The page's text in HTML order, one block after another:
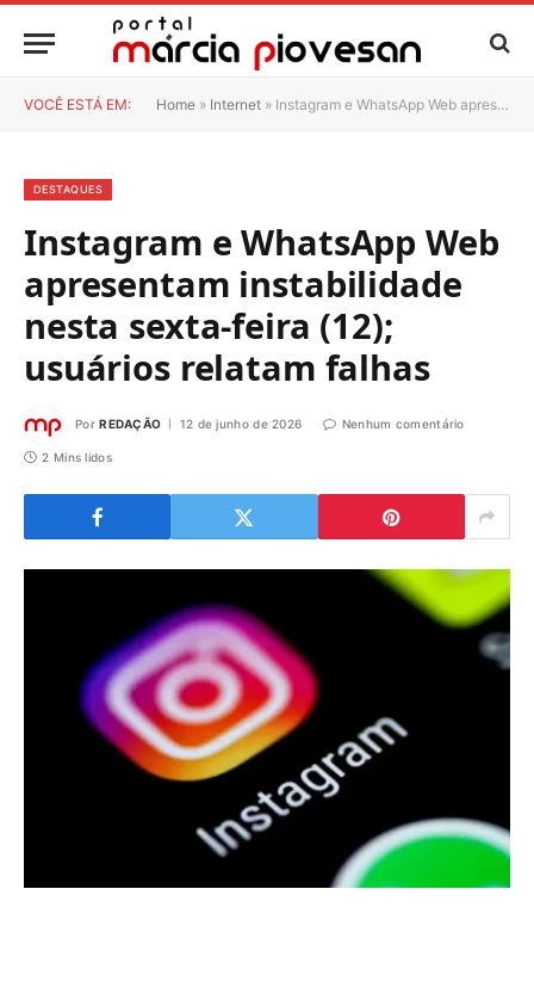
VOCÊ ESTÁ EM: Home » Internet » Instagram e WhatsApp Web apresentam instabilidade nesta sexta-feira (12); usuários relatam falhas
DESTAQUES
Instagram e WhatsApp Web
apresentam instabilidade
nesta sexta-feira (12);
usuários relatam falhas
Por REDAÇÃO 12 de junho de 2026 Nenhum comentário
2 Mins lidos